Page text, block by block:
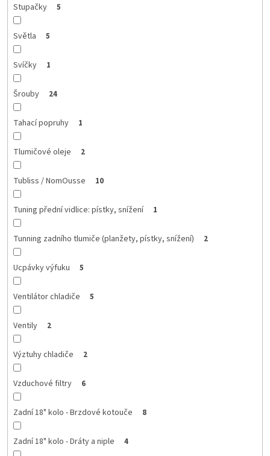
Stupačky 5
Světla 5
Svíčky 1
Šrouby 24
Tahací popruhy 1
Tlumičové oleje 2
Tubliss / NomOusse 10
Tuning přední vidlice: pístky, snížení 1
Tunning zadního tlumiče (planžety, pístky, snížení) 2
Ucpávky výfuku 5
Ventilátor chladiče 5
Ventily 2
Výztuhy chladiče 2
Vzduchové filtry 6
Zadní 18" kolo - Brzdové kotouče 8
Zadní 18" kolo - Dráty a niple 4